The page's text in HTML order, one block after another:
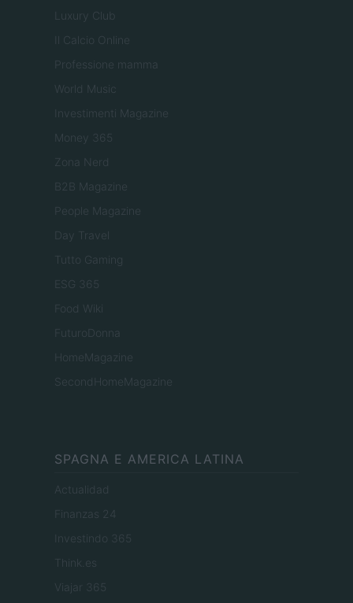
Luxury Club
Il Calcio Online
Professione mamma
World Music
Investimenti Magazine
Money 365
Zona Nerd
B2B Magazine
People Magazine
Day Travel
Tutto Gaming
ESG 365
Food Wiki
FuturoDonna
HomeMagazine
SecondHomeMagazine
SPAGNA E AMERICA LATINA
Actualidad
Finanzas 24
Investindo 365
Think.es
Viajar 365